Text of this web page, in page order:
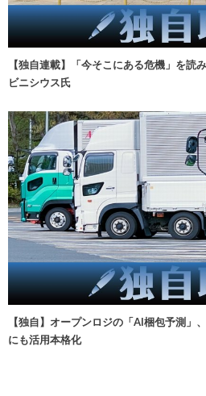
【独自連載】「今そこにある危機」を
ビニシウス氏
【独自】オープンロジの「AI梱包予測」
にも活用本格化